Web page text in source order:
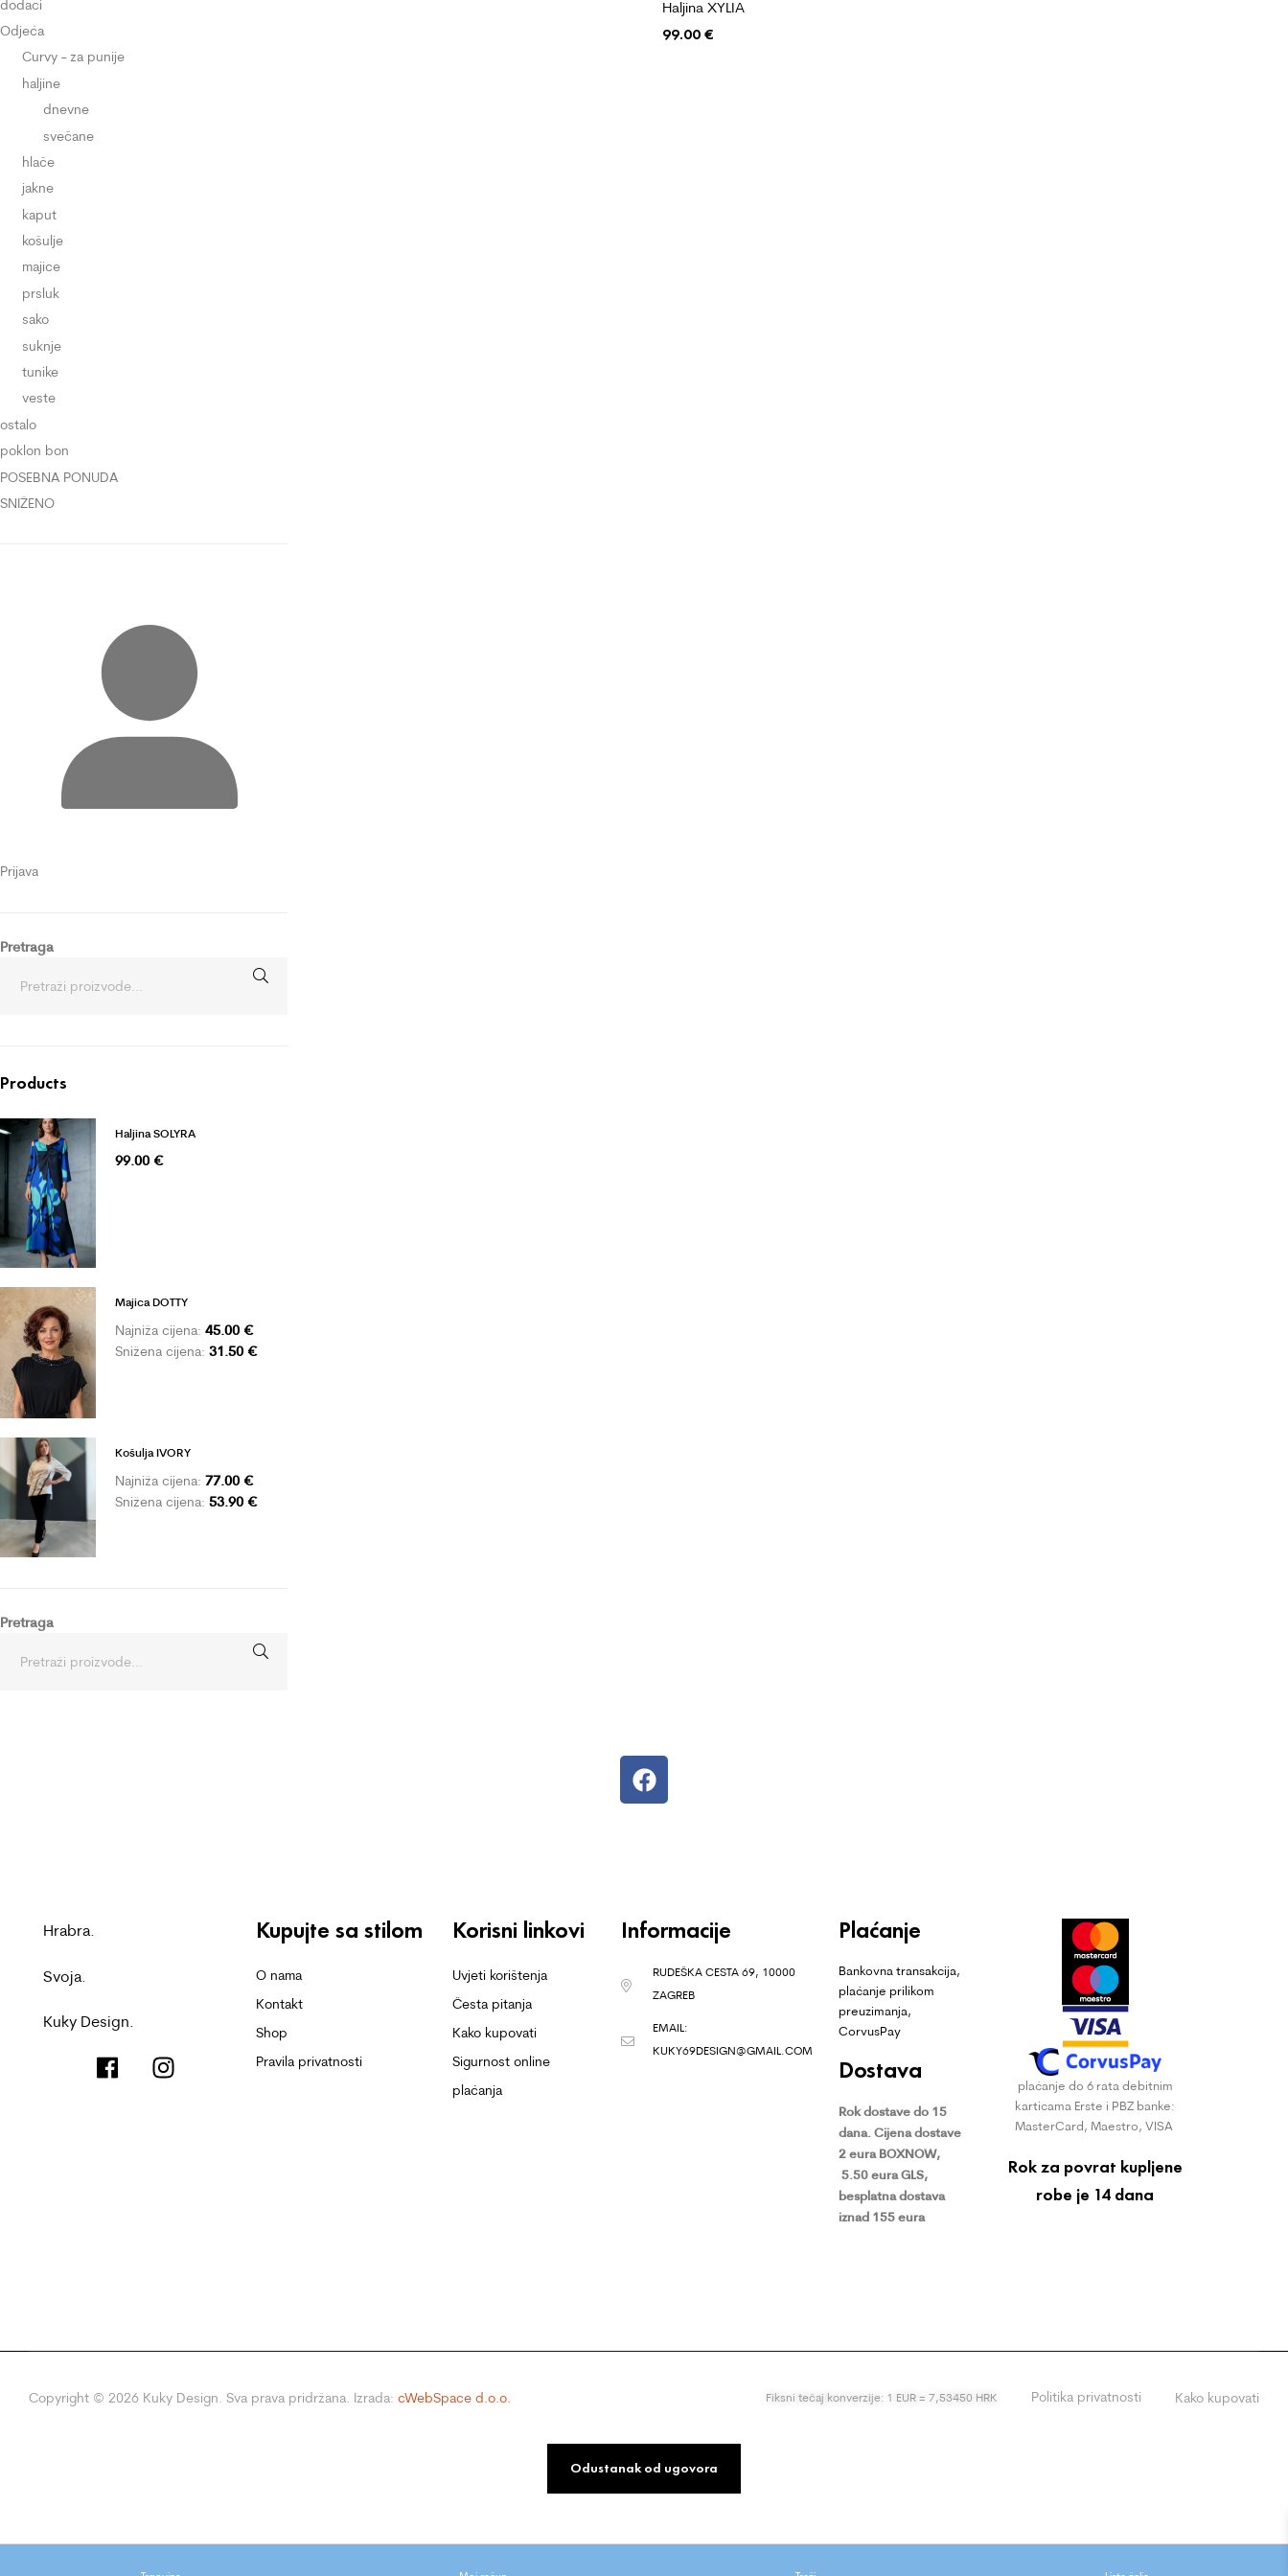
Haljina XYLIA
99.00€
dodaci
Odjeća
Curvy - za punije
haljine
dnevne
svečane
hlače
jakne
kaput
košulje
majice
prsluk
sako
suknje
tunike
veste
ostalo
poklon bon
POSEBNA PONUDA
SNIŽENO
Prijava
Pretraga
Products
Haljina SOLYRA
99.00 €
Majica DOTTY
Najniža cijena: 45.00 €
Snižena cijena: 31.50 €
Košulja IVORY
Najniža cijena: 77.00 €
Snižena cijena: 53.90 €
Pretraga
Hrabra.
Svoja.
Kuky Design.
Kupujte sa stilom
O nama
Kontakt
Shop
Pravila privatnosti
Korisni linkovi
Uvjeti korištenja
Česta pitanja
Kako kupovati
Sigurnost online
plaćanja
Informacije
RUDEŠKA CESTA 69, 10000
ZAGREB
EMAIL:
KUKY69DESIGN@GMAIL.COM
Plaćanje
Bankovna transakcija,
plaćanje prilikom
preuzimanja,
CorvusPay
Dostava
Rok dostave do 15
dana.Cijena dostave
2 eura BOXNOW,
5.50 eura GLS,
besplatna dostava
iznad 155 eura
plaćanje do 6 rata debitnim
karticama Erste i PBZ banke:
MasterCard, Maestro, VISA
Rok za povrat kupljene
robe je 14 dana
Copyright © 2026 Kuky Design. Sva prava pridržana. Izrada: cWebSpace d.o.o. Fiksni tečaj konverzije: 1 EUR = 7,53450 HRK Politika privatnosti Kako kupovati
Odustanak od ugovora